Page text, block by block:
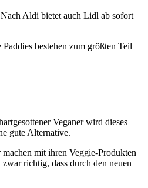
Aldi bietet auch Lidl ab sofort
bestehen zum größten Teil
Veganer wird dieses
gute Alternative.
mit ihren Veggie-Produkten
richtig, dass durch den neuen